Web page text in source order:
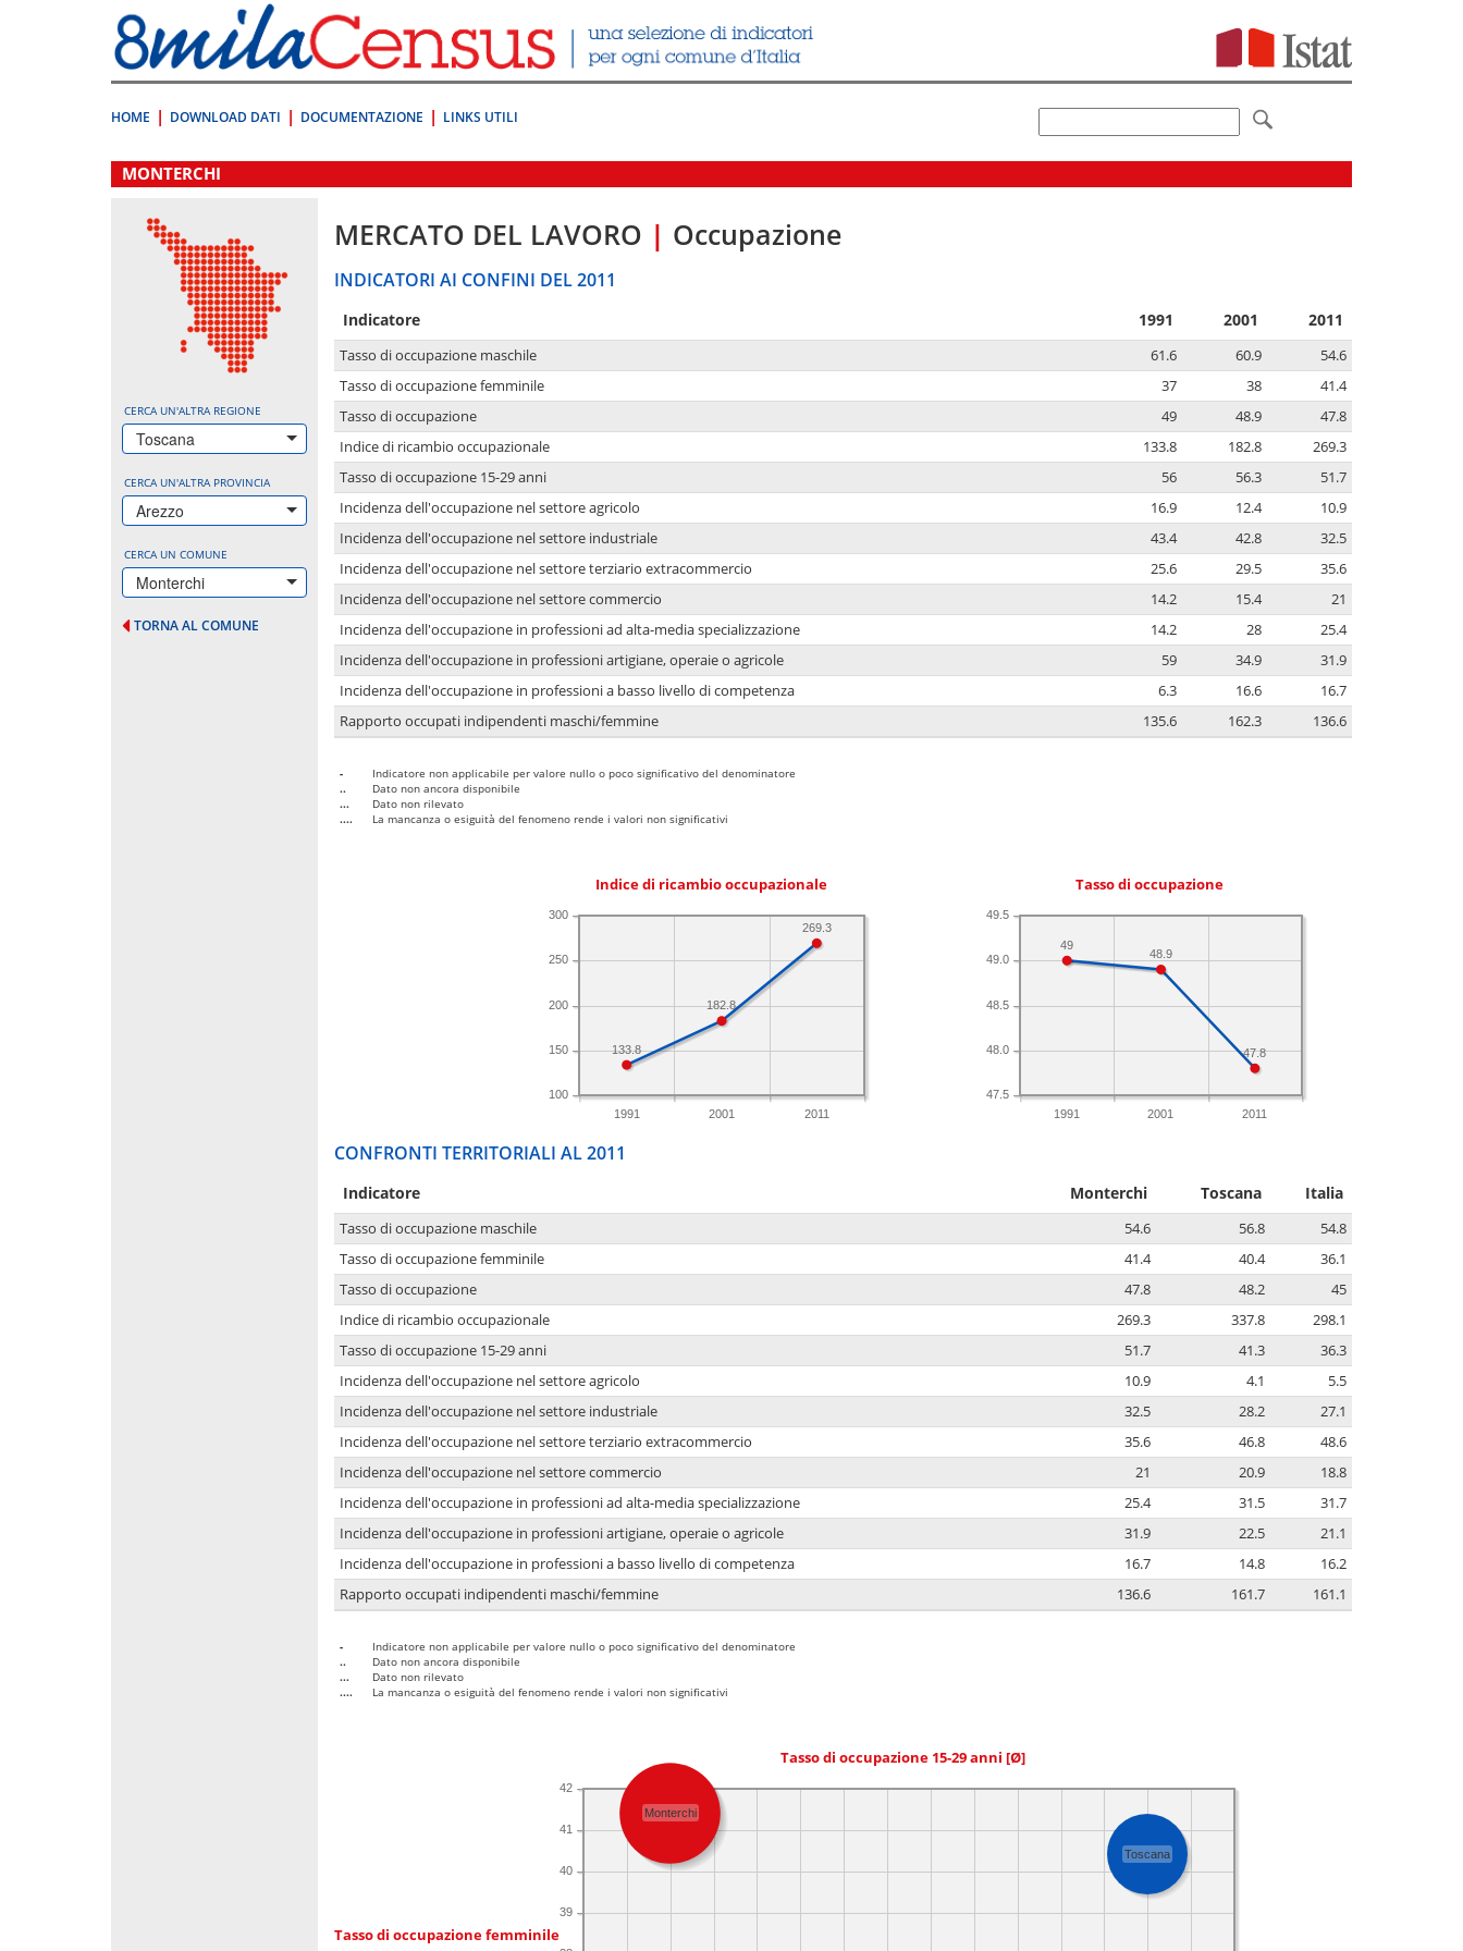
direttamente
a:
Contenuto
HOME DOWNLOAD DATI DOCUMENTAZIONE LINKS UTILI
.
MONTERCHI
CERCA UN'ALTRA REGIONE
Toscana
CERCA UN'ALTRA PROVINCIA
Arezzo
CERCA UN COMUNE
Monterchi
TORNA AL COMUNE
MERCATO DEL LAVORO | Occupazione
INDICATORI AI CONFINI DEL 2011
Indicatore 1991 2001 2011
Tasso di occupazione maschile 61.6 60.9
54.6
Tasso di occupazione femminile
37 38
41.4
Tasso di occupazione
49 48.9
47.8
Indice di ricambio occupazionale
133.8 182.8
269.3
Tasso di occupazione 15-29 anni
56 56.3
51.7
Incidenza dell'occupazione nel settore agricolo
16.9 12.4
10.9
Incidenza dell'occupazione nel settore industriale
43.4 42.8
32.5
Incidenza dell'occupazione nel settore terziario extracommercio
25.6 29.5
35.6
Incidenza dell'occupazione nel settore commercio
14.2 15.4
21
Incidenza dell'occupazione in professioni ad alta-media specializzazione
14.2 28
25.4
Incidenza dell'occupazione in professioni artigiane, operaie o agricole
59 34.9
31.9
Incidenza dell'occupazione in professioni a basso livello di competenza
6.3 16.6
16.7
Rapporto occupati indipendenti maschi/femmine
135.6 162.3 136.6
-
Indicatore non applicabile per valore nullo o poco significativo del denominatore
..
Dato non ancora disponibile
...
Dato non rilevato
....
La mancanza o esiguità del fenomeno rende i valori non significativi
Indice di ricambio occupazionale
1991 2001 2011
100
150
200
250
300
269.3
182.8
133.8
Tasso di occupazione
1991 2001 2011
47.5
48.0
48.5
49.0
49.5
47.8
48.9
49
CONFRONTI TERRITORIALI AL 2011
Indicatore Monterchi Toscana Italia
Tasso di occupazione maschile 54.6 56.8
54.8
Tasso di occupazione femminile
41.4 40.4
36.1
Tasso di occupazione
47.8 48.2
45
Indice di ricambio occupazionale
269.3 337.8
298.1
Tasso di occupazione 15-29 anni
51.7 41.3
36.3
Incidenza dell'occupazione nel settore agricolo
10.9 4.1
5.5
Incidenza dell'occupazione nel settore industriale
32.5 28.2
27.1
Incidenza dell'occupazione nel settore terziario extracommercio
35.6 46.8
48.6
Incidenza dell'occupazione nel settore commercio
21 20.9
18.8
Incidenza dell'occupazione in professioni ad alta-media specializzazione
25.4 31.5
31.7
Incidenza dell'occupazione in professioni artigiane, operaie o agricole
31.9 22.5
21.1
Incidenza dell'occupazione in professioni a basso livello di competenza
16.7 14.8
16.2
Rapporto occupati indipendenti maschi/femmine
136.6 161.7 161.1
-
Indicatore non applicabile per valore nullo o poco significativo del denominatore
..
Dato non ancora disponibile
...
Dato non rilevato
....
La mancanza o esiguità del fenomeno rende i valori non significativi
Tasso di occupazione 15-29 anni [Ø]
Tasso di occupazione femminile
39
40
41
42
Monterchi
Toscana